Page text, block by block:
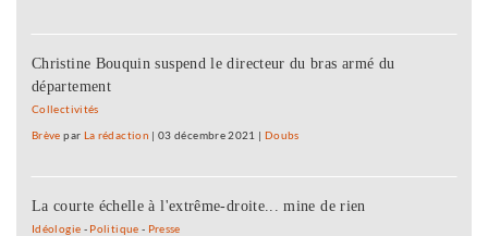
Christine Bouquin suspend le directeur du bras armé du
département
Collectivités
Brève par La rédaction |03 décembre 2021 | Doubs
La courte échelle à l'extrême-droite... mine de rien
Idéologie - Politique - Presse